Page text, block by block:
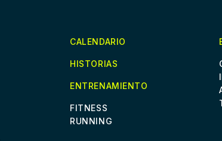
CALENDARIO
HISTORIAS
ENTRENAMIENTO
FITNESS
RUNNING